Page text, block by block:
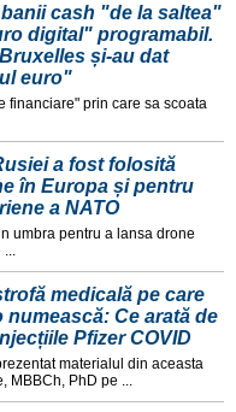
cash "de la saltea"
digital" programabil.
și-au dat
euro"
financiare" prin care sa scoata
a fost folosită
în Europa și pentru
a NATO
umbra pentru a lansa drone
medicală pe care
numească: Ce arată de
Pfizer COVID
materialul din aceasta
PhD pe ...